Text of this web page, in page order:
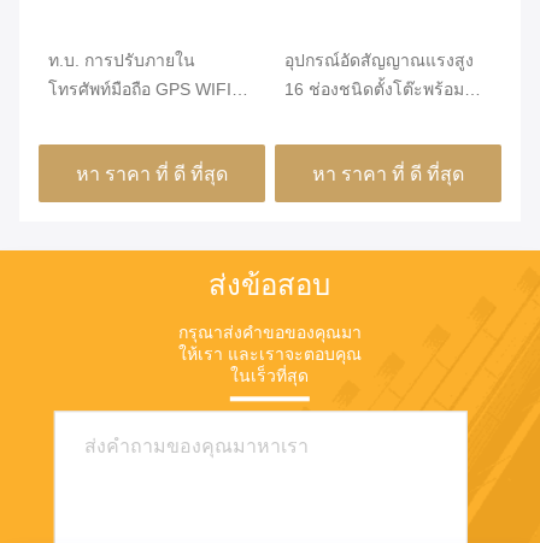
ท.บ. การปรับภายใน
โทรศัพท์มือถือ GPS WIFI
20MHz ถึง 6000MHz VBE-
480Pหา ราคา ที่ ดี ที่สุด
อุปกรณ์อัดสัญญาณแรงสูง
16 ช่องชนิดตั้งโต๊ะพร้อม
หา ราคา ที่ ดี ที่สุด
ส่งข้อสอบ
กรุณาส่งคําขอของคุณมา
ให้เรา และเราจะตอบคุณ
ในเร็วที่สุด